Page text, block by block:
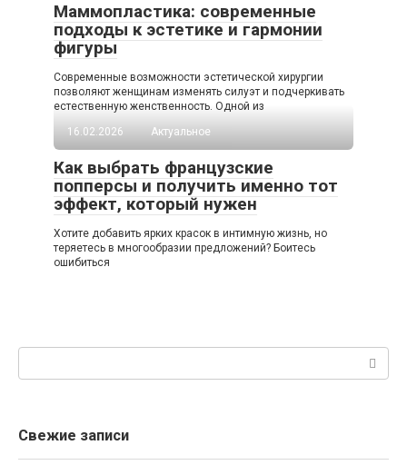
Маммопластика: современные
подходы к эстетике и гармонии
фигуры
Современные возможности эстетической хирургии
позволяют женщинам изменять силуэт и подчеркивать
естественную женственность. Одной из
16.02.2026
Актуальное
Как выбрать французские
попперсы и получить именно тот
эффект, который нужен
Хотите добавить ярких красок в интимную жизнь, но
теряетесь в многообразии предложений? Боитесь
ошибиться
Свежие записи